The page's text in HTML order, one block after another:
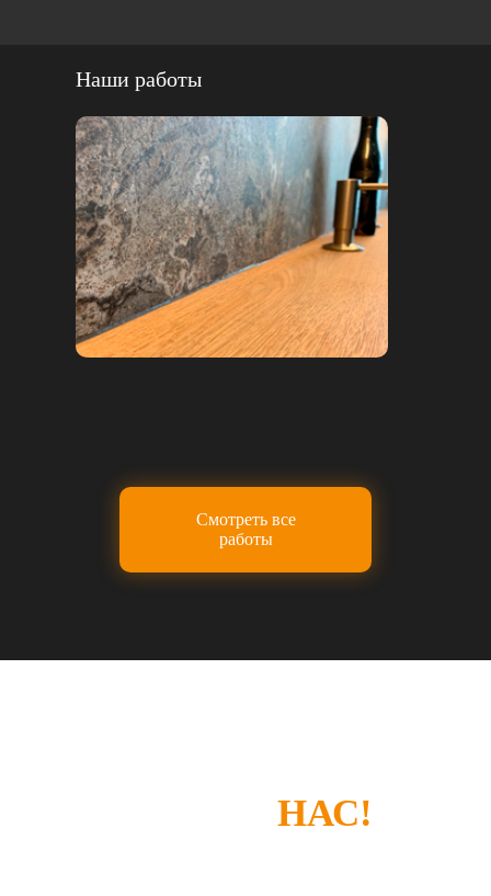
Наши работы
Смотреть все
работы
НАС!